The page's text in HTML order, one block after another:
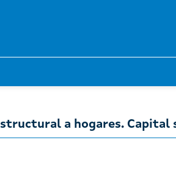
a hogares. Capital